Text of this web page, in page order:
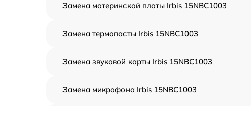
Замена материнской платы Irbis 15NBC1003
Замена термопасты Irbis 15NBC1003
Замена звуковой карты Irbis 15NBC1003
Замена микрофона Irbis 15NBC1003